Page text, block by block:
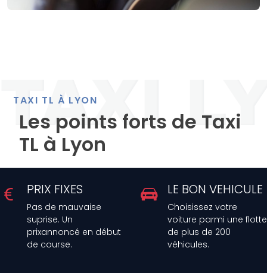
TAXI TL À LYON
Les points forts de Taxi
TL à Lyon
PRIX FIXES
Pas de mauvaise
suprise. Un
prixannoncé en début
de course.
LE BON VEHICULE
Choisissez votre
voiture parmi une flotte
de plus de 200
véhicules.